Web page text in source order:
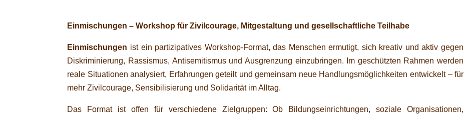
Einmischungen – Workshop für Zivilcourage, Mitgestaltung und gesellschaftliche Teilhabe
Einmischungen ist ein partizipatives Workshop-Format, das Menschen ermutigt, sich kreativ und aktiv gegen
Diskriminierung, Rassismus, Antisemitismus und Ausgrenzung einzubringen. Im geschützten Rahmen werden
reale Situationen analysiert, Erfahrungen geteilt und gemeinsam neue Handlungsmöglichkeiten entwickelt – für
mehr Zivilcourage, Sensibilisierung und Solidarität im Alltag.
Das Format ist offen für verschiedene Zielgruppen: Ob Bildungseinrichtungen, soziale Organisationen,